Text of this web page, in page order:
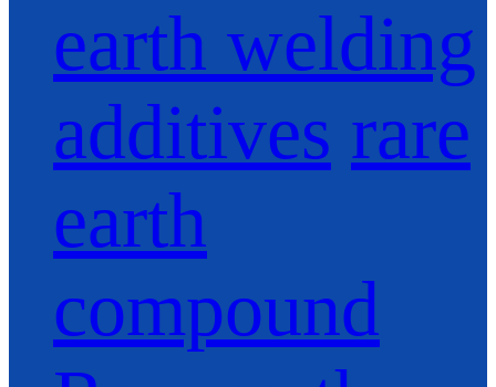
earth welding
additives rare
earth
compound